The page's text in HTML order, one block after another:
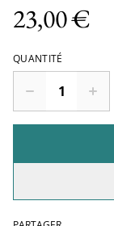
23,00 €
QUANTITÉ